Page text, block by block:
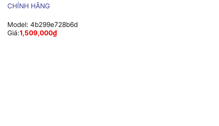
CHÍNH HÃNG
Model: 4b299e728b6d
Giá:1,509,000₫